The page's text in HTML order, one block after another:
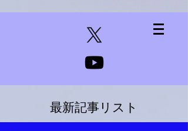
最新記事リスト